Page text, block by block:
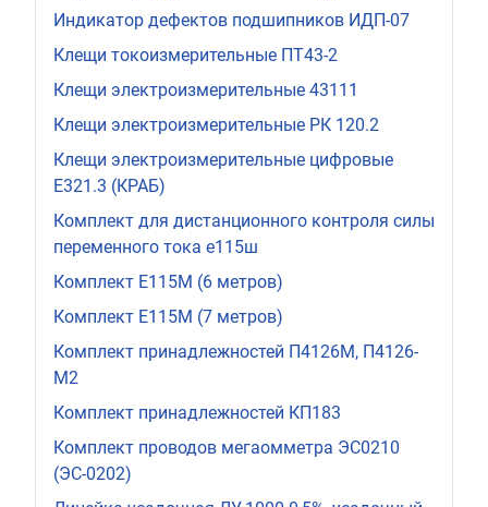
Индикатор дефектов подшипников ИДП-07
Клещи токоизмерительные ПТ43-2
Клещи электроизмерительные 43111
Клещи электроизмерительные РК 120.2
Клещи электроизмерительные цифровые
Е321.3 (КРАБ)
Комплект для дистанционного контроля силы
переменного тока е115ш
Комплект Е115М (6 метров)
Комплект Е115М (7 метров)
Комплект принадлежностей П4126М, П4126-
М2
Комплект принадлежностей КП183
Комплект проводов мегаомметра ЭС0210
(ЭС-0202)